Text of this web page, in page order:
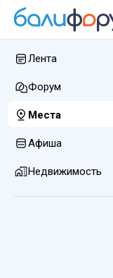
Лента
Форум
Места
Афиша
Недвижимость